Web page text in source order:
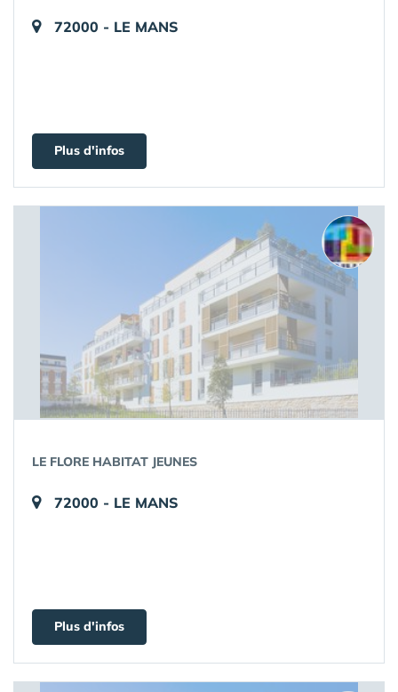
72000 - LE MANS
Plus d'infos
LE FLORE HABITAT JEUNES
72000 - LE MANS
Plus d'infos